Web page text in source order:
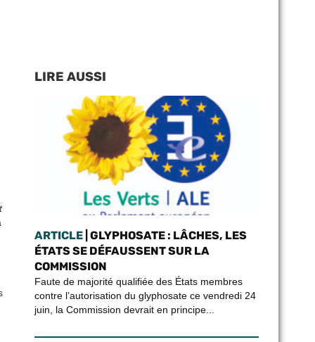
LIRE AUSSI
ARTICLE| GLYPHOSATE : LÂCHES, LES
ÉTATS SE DÉFAUSSENT SUR LA
COMMISSION
Faute de majorité qualifiée des États membres
contre l’autorisation du glyphosate ce vendredi 24
juin, la Commission devrait en principe...